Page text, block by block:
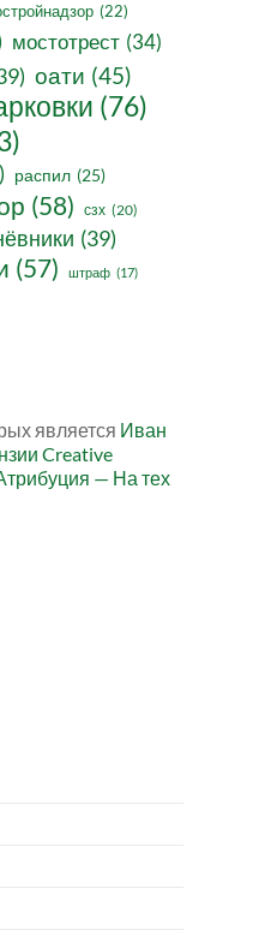
(22)
мостотрест (34)
оати (45)
(76)
распил (25)
(58) сзх (20)
(39)
(57) штраф (17)
является Иван
Creative
— На тех